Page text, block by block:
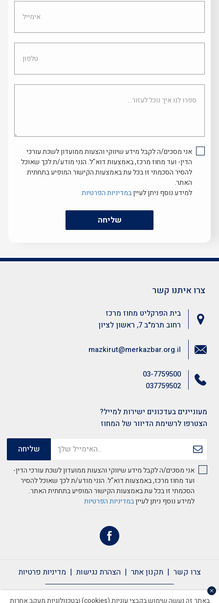
אימייל
טלפון
ספרו
לנו
אני מסכים/ה לקבל מידע שיווקי והצעות ממועדון לשכת עורכי
הדין- ועד מחוז מרכז, באמצעות דוא"ל. הנני מודע/ת לכך שאוכל
להסיר הסכמתי זו בכל עת באמצעות הקישור המופיע בתחתית
האתר.
למידע נוסף ניתן לעייןבמדיניות הפרטיות
שליחה
צרו איתנו קשר
בית הפרקליט מחוז מרכז
רחוב תרמ"ב 7, ראשון לציון
03-7759500
037759502
mazkirut@merkazbar.org.il
מעוניינים בעדכונים ישירות למייל?
הצטרפו לרשימת הדיוור של המחוז
אני מסכים/ה לקבל מידע שיווקי והצעות ממועדון לשכת עורכי הדין-
ועד מחוז מרכז, באמצעות דוא"ל. הנני מודע/ת לכך שאוכל להסיר
הסכמתי זו בכל עת באמצעות הקישור המופיע בתחתית האתר.
למידע נוסף ניתן לעייןבמדיניות הפרטיות
צרו קשר תקנון אתר הצהרת נגישות מדיניות פרטיות
צרו קשר תקנון אתר הצהרת נגישות מדיניות פרטיות
באתר זה נעשה שימוש בקבצי עוגיות (cookies) ובטכנולוגיות מעקב אחרות